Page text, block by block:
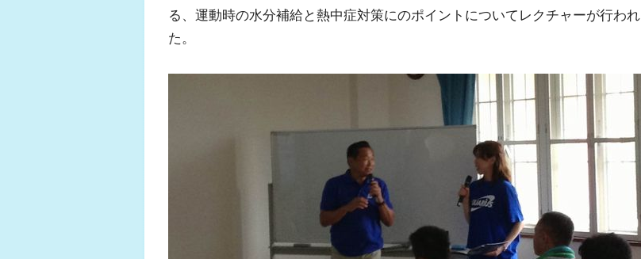
る、運動時の水分補給と熱中症対策にのポイントについてレクチャーが行われ
た。